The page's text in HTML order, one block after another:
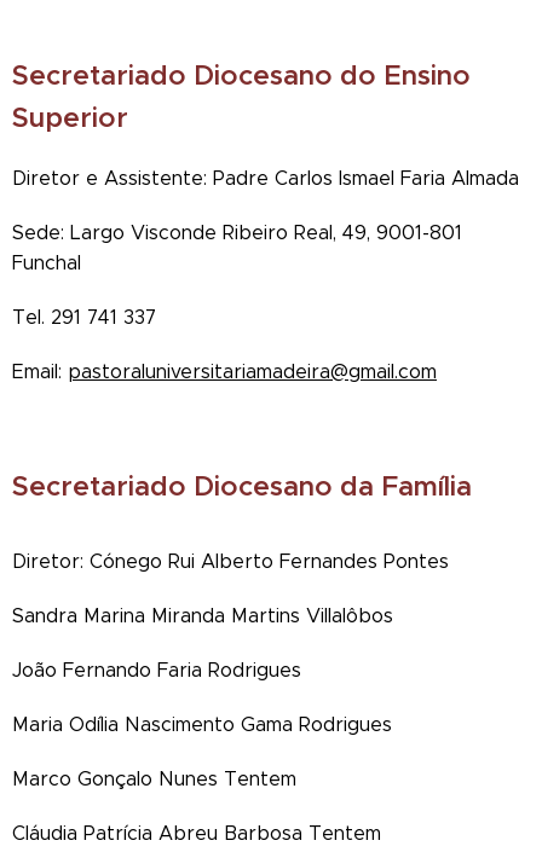
Secretariado Diocesano do Ensino
Superior
Diretor e Assistente: Padre Carlos Ismael Faria Almada
Sede: Largo Visconde Ribeiro Real, 49, 9001-801
Funchal
Tel. 291 741 337
Email: pastoraluniversitariamadeira@gmail.com
Secretariado Diocesano da Família
Diretor: Cónego Rui Alberto Fernandes Pontes
Sandra Marina Miranda Martins Villalôbos
João Fernando Faria Rodrigues
Maria Odília Nascimento Gama Rodrigues
Marco Gonçalo Nunes Tentem
Cláudia Patrícia Abreu Barbosa Tentem